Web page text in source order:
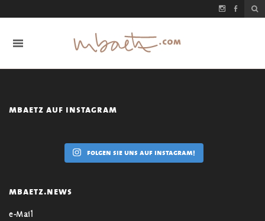
mbaetz auf instagram
folgen sie uns auf instagram!
mbaetz.news
e-Mail